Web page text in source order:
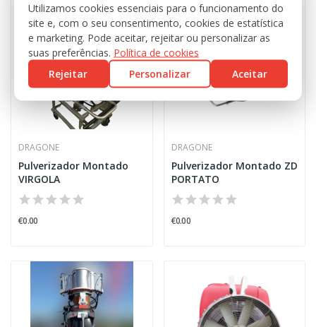
DRAGONE
Pulverizador Montado
VIRGOLA
€0.00
DRAGONE
Pulverizador Montado ZD
PORTATO
€0.00
Utilizamos cookies essenciais para o funcionamento do
site e, com o seu consentimento, cookies de estatística
e marketing. Pode aceitar, rejeitar ou personalizar as
suas preferências. Política de cookies
Rejeitar
Personalizar Aceitar